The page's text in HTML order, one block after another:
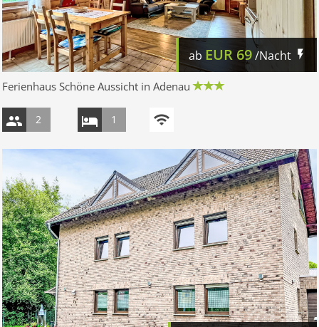
ab EUR 69/Nacht
Ferienhaus Schöne Aussicht in Adenau
2 1